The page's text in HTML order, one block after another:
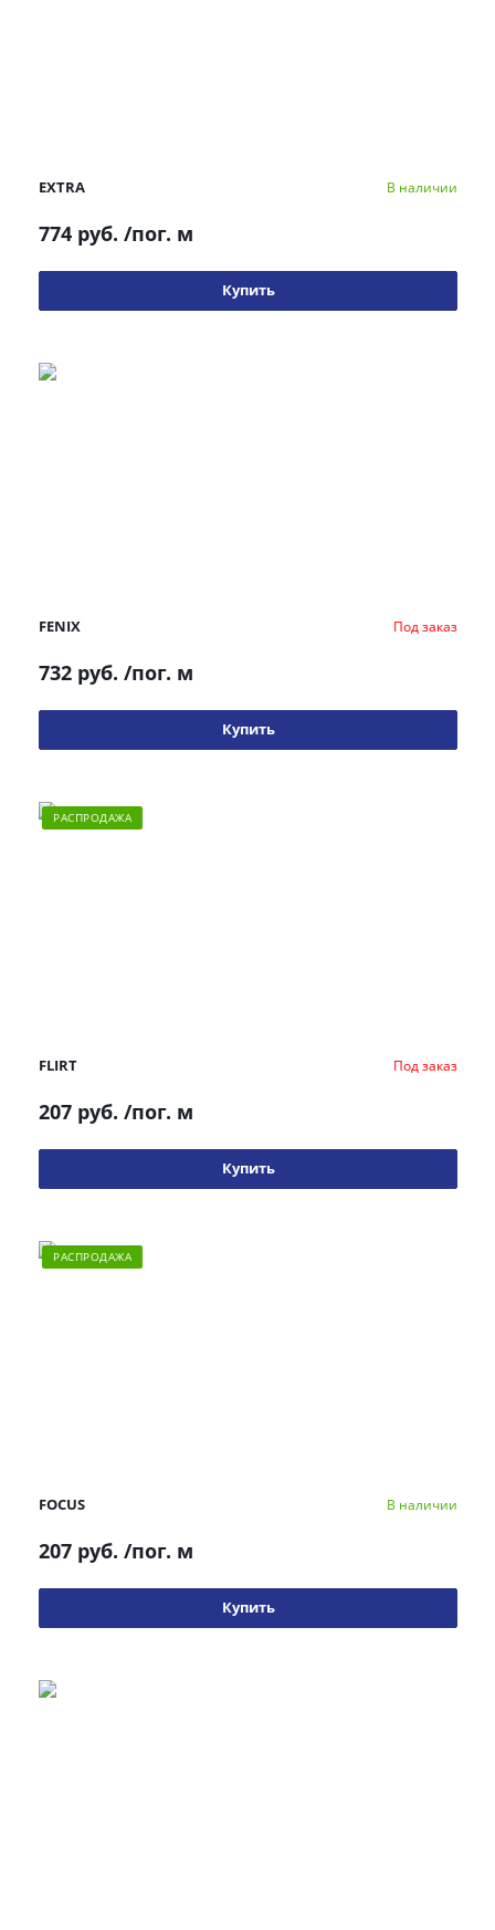
EXTRA В наличии
774 руб. /пог. м
Купить
FENIX Под заказ
732 руб. /пог. м
Купить
РАСПРОДАЖА
FLIRT Под заказ
207 руб. /пог. м
Купить
РАСПРОДАЖА
FOCUS В наличии
207 руб. /пог. м
Купить